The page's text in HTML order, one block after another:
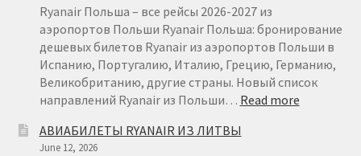
ОТ
€
29
Ryanair Польша – все рейсы 2026-2027 из
аэропортов Польши Ryanair Польша: бронирование
дешевых билетов Ryanair из аэропортов Польши в
Испанию, Португалию, Италию, Грецию, Германию,
Великобританию, другие страны. Новый список
направлений Ryanair из Польши… Read more:
АВИАБИЛЕТЫ RYANAIR ИЗ ЛИТВЫ
June 12, 2026